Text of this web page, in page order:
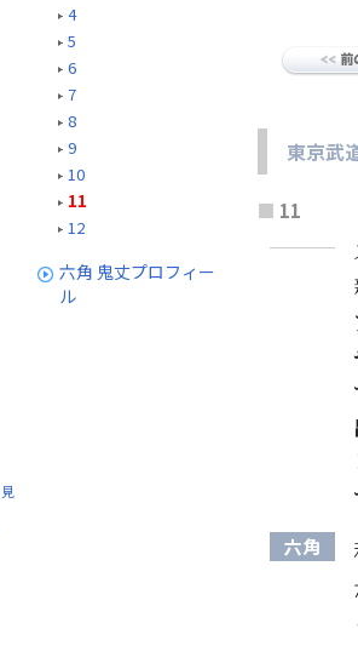
4
5
6
7
8
9
10
11
12
六角 鬼丈プロフィー
ル
東京武
■ 11
六角